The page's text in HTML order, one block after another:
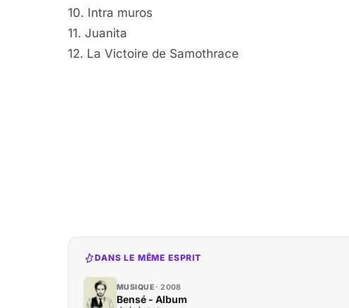
10. Intra muros
11. Juanita
12. La Victoire de Samothrace
DANS LE MÊME ESPRIT
MUSIQUE 2008
Bensé - Album